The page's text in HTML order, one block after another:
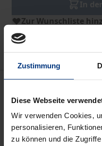
Zustimmung
Diese Webseite
Wir verwenden Cookies,
personalisieren,
zu können und die
In
Zur Wunschliste
Hinweise zu Versandkosten
Beschreibung
Singularitäten
Einzigartigkeit eines